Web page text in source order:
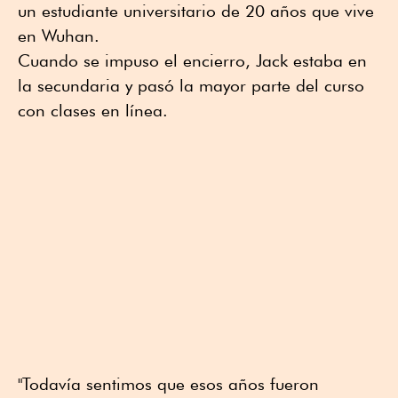
un estudiante universitario de 20 años que vive
en Wuhan.
Cuando se impuso el encierro, Jack estaba en
la secundaria y pasó la mayor parte del curso
con clases en línea.
"Todavía sentimos que esos años fueron